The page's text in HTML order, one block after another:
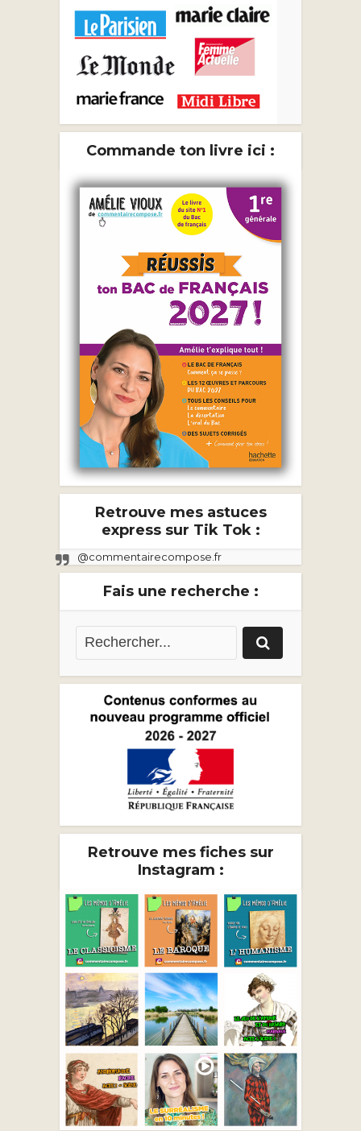
Commande ton livre ici :
Retrouve mes astuces
express sur Tik Tok :
@commentairecompose.fr
Fais une recherche :
Retrouve mes fiches sur
Instagram :